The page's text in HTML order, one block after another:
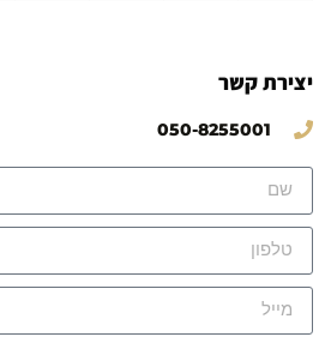
יצירת קשר
050-8255001